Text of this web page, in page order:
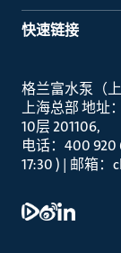
快速链接
格兰富水泵（
上海总部 地址
10层 201106
电话：400 920
17:30 ) | 邮箱